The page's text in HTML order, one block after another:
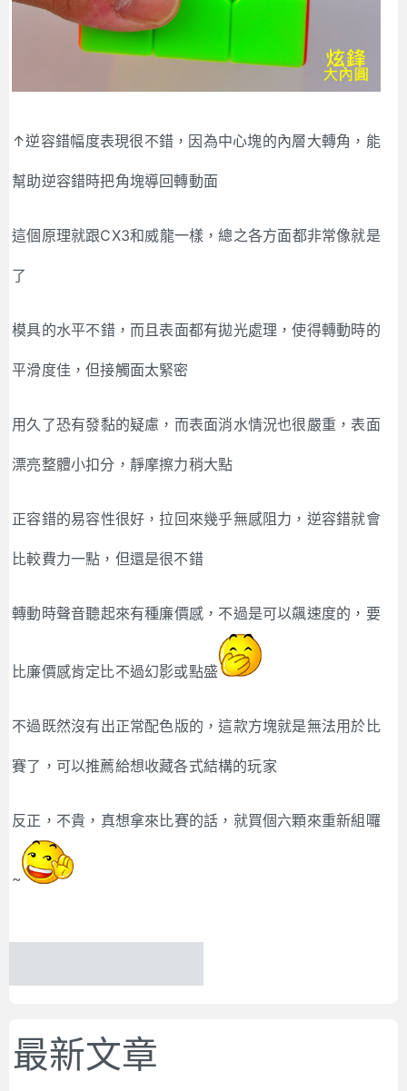
↑逆容錯幅度表現很不錯，因為中心塊的內層大轉角，能
幫助逆容錯時把角塊導回轉動面
這個原理就跟CX3和威龍一樣，總之各方面都非常像就是
了
模具的水平不錯，而且表面都有拋光處理，使得轉動時的
平滑度佳，但接觸面太緊密
用久了恐有發黏的疑慮，而表面消水情況也很嚴重，表面
漂亮整體小扣分，靜摩擦力稍大點
正容錯的易容性很好，拉回來幾乎無感阻力，逆容錯就會
比較費力一點，但還是很不錯
轉動時聲音聽起來有種廉價感，不過是可以飆速度的，要
比廉價感肯定比不過幻影或點盛
不過既然沒有出正常配色版的，這款方塊就是無法用於比
賽了，可以推薦給想收藏各式結構的玩家
反正，不貴，真想拿來比賽的話，就買個六顆來重新組囉
~
最新文章